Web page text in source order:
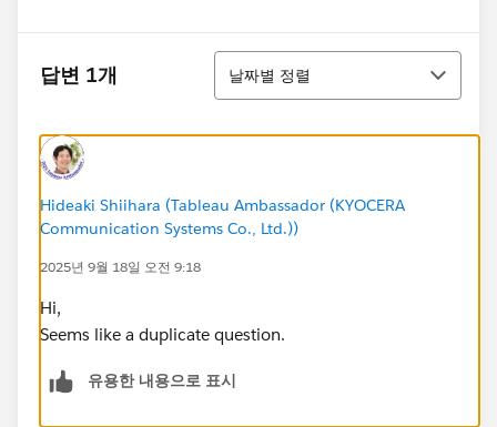
답변 1개
정렬
날짜별 정렬
Hideaki Shiihara (Tableau Ambassador (KYOCERA
Communication Systems Co., Ltd.))
2025년 9월 18일 오전 9:18
Hi,
Seems like a duplicate question.
유용한 내용으로 표시